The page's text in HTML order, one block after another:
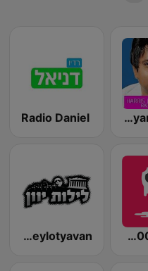
Harris Jayaraj Radio
Radio Daniel
Radio 100% Kpop
Radio Leylotyavan